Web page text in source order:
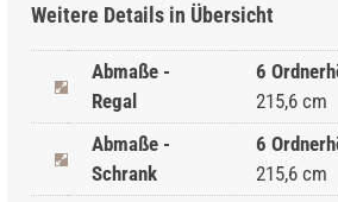
Weitere Details in Übersicht
Abmaße -
Regal
6
215,6 cm
Abmaße -
Schrank
6
215,6 cm